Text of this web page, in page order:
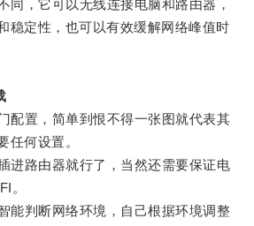
，它可以无线连接电脑和路由器，
稳定性，也可以有效缓解网络峰值时
置，简单到恨不得一张图就代表其
任何设置。
路由器就行了，当然还需要保证电
。
判断网络环境，自己根据环境调整